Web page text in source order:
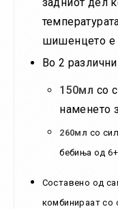
шишенцето е
Во 2
150мл со
наменето
260мл со
бебиња од 6
​Составено од
комбинираат со